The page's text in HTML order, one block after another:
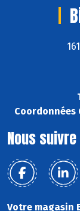
Coordonnées
Nous
Votre magasin